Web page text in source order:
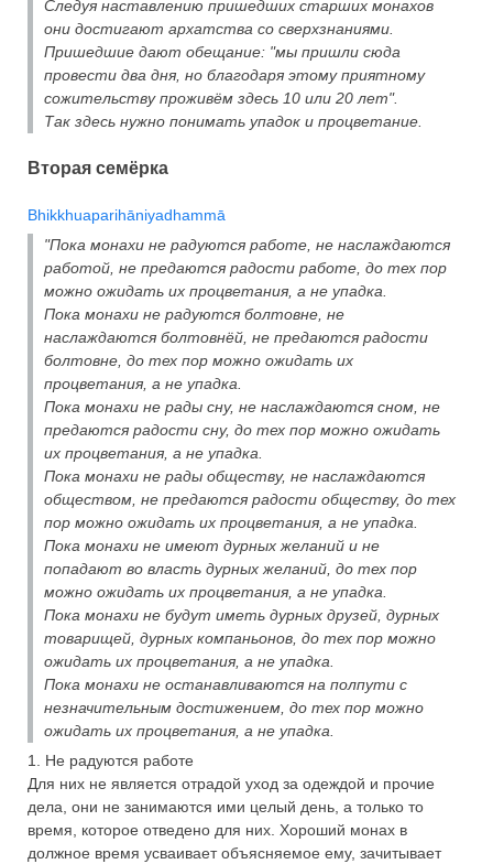
Следуя наставлению пришедших старших монахов
они достигают архатства со сверхзнаниями.
Пришедшие дают обещание: "мы пришли сюда
провести два дня, но благодаря этому приятному
сожительству проживём здесь 10 или 20 лет".
Так здесь нужно понимать упадок и процветание.
Вторая семёрка
Bhikkhuaparihāniyadhammā
"Пока монахи не радуются работе, не наслаждаются
работой, не предаются радости работе, до тех пор
можно ожидать их процветания, а не упадка.
Пока монахи не радуются болтовне, не
наслаждаются болтовнёй, не предаются радости
болтовне, до тех пор можно ожидать их
процветания, а не упадка.
Пока монахи не рады сну, не наслаждаются сном, не
предаются радости сну, до тех пор можно ожидать
их процветания, а не упадка.
Пока монахи не рады обществу, не наслаждаются
обществом, не предаются радости обществу, до тех
пор можно ожидать их процветания, а не упадка.
Пока монахи не имеют дурных желаний и не
попадают во власть дурных желаний, до тех пор
можно ожидать их процветания, а не упадка.
Пока монахи не будут иметь дурных друзей, дурных
товарищей, дурных компаньонов, до тех пор можно
ожидать их процветания, а не упадка.
Пока монахи не останавливаются на полпути с
незначительным достижением, до тех пор можно
ожидать их процветания, а не упадка.
1. Не радуются работе
Для них не является отрадой уход за одеждой и прочие
дела, они не занимаются ими целый день, а только то
время, которое отведено для них. Хороший монах в
должное время усваивает объясняемое ему, зачитывает